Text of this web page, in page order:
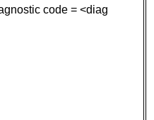
code = <diag